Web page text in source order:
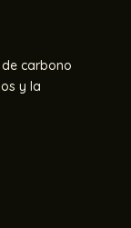
carbono
y la